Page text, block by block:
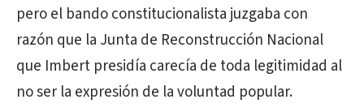
pero el bando constitucionalista juzgaba con
razón que la Junta de Reconstrucción Nacional
que Imbert presidía carecía de toda legitimidad al
no ser la expresión de la voluntad popular.